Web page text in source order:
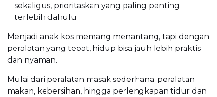
sekaligus, prioritaskan yang paling penting
terlebih dahulu.
Menjadi anak kos memang menantang, tapi dengan
peralatan yang tepat, hidup bisa jauh lebih praktis
dan nyaman.
Mulai dari peralatan masak sederhana, peralatan
makan, kebersihan, hingga perlengkapan tidur dan